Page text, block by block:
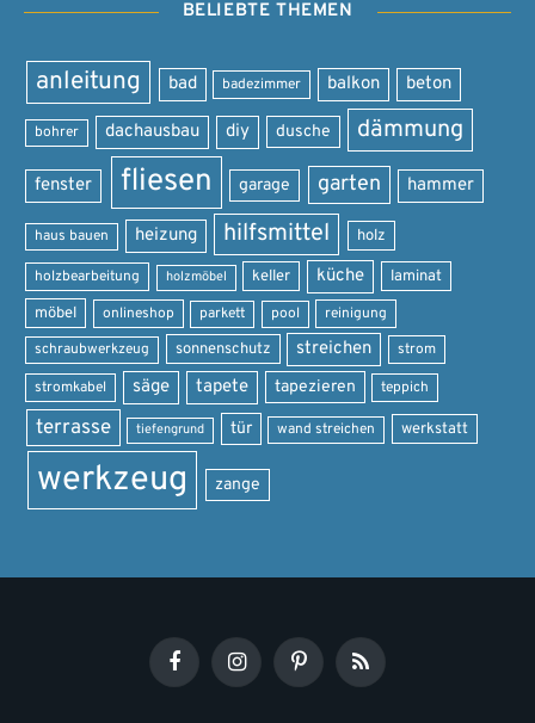
BELIEBTE THEMEN
anleitung bad badezimmer balkon beton
bohrer dachausbau diy dusche dämmung
fenster fliesen garage garten hammer
haus bauen heizung hilfsmittel holz
holzbearbeitung holzmöbel keller küche laminat
möbel onlineshop parkett pool reinigung
schraubwerkzeug sonnenschutz streichen strom
stromkabel säge tapete tapezieren teppich
terrasse tiefengrund tür wand streichen werkstatt
werkzeug zange
FacebookInstagramPinterestRSS